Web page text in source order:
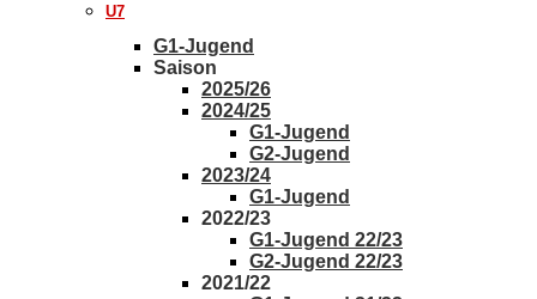
U7
G1-Jugend
Saison
2025/26
2024/25
G1-Jugend
G2-Jugend
2023/24
G1-Jugend
2022/23
G1-Jugend 22/23
G2-Jugend 22/23
2021/22